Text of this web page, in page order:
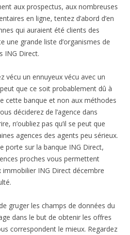
aux prospectus, aux nombreuses
en ligne, tentez d’abord d’en
qui auraient été clients des
une grande liste d’organismes de
ING Direct.
vécu un ennuyeux vécu avec un
que ce soit probablement dû à
cette banque et non aux méthodes
déciderez de l’agence dans
n’oubliez pas qu’il se peut que
agences des agents peu sérieux.
porte sur la banque ING Direct,
proches vous permettent
immobilier ING Direct décembre
gruger les champs de données du
dans le but de obtenir les offres
correspondent le mieux. Regardez